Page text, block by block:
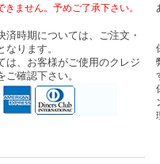
ません。予めご了承下さい。
時期については、ご注文・
ります。
は、お客様がご使用のクレジ
確認下さい。